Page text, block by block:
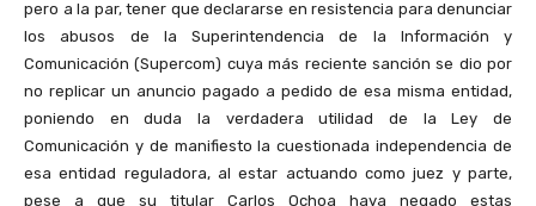
pero a la par, tener que declararse en resistencia para denunciar
los abusos de la Superintendencia de la Información y
Comunicación (Supercom) cuya más reciente sanción se dio por
no replicar un anuncio pagado a pedido de esa misma entidad,
poniendo en duda la verdadera utilidad de la Ley de
Comunicación y de manifiesto la cuestionada independencia de
esa entidad reguladora, al estar actuando como juez y parte,
pese a que su titular Carlos Ochoa haya negado estas